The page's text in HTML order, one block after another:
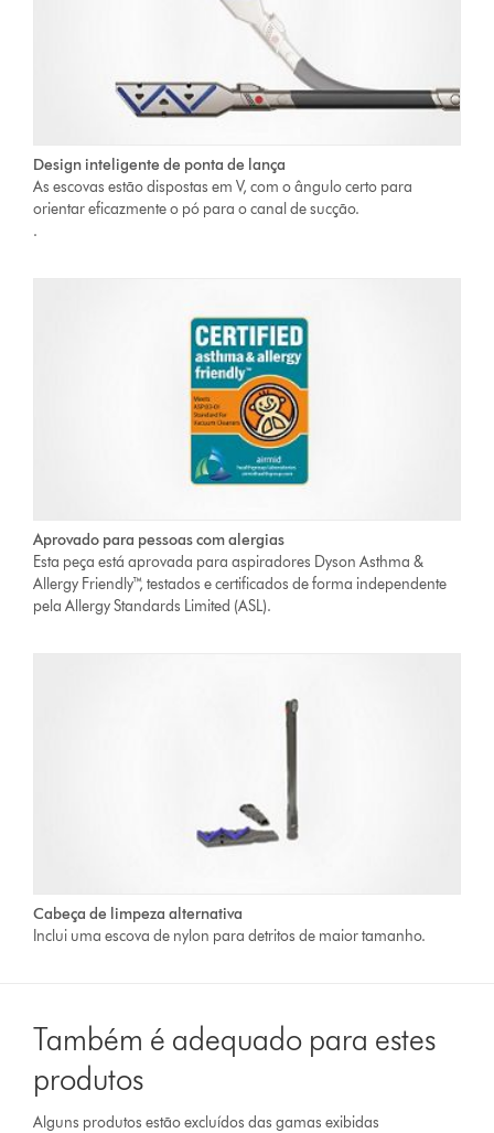
Design inteligente de ponta de lança
As escovas estão dispostas em V, com o ângulo certo para
orientar eficazmente o pó para o canal de sucção.
.
Aprovado para pessoas com alergias
Esta peça está aprovada para aspiradores Dyson Asthma &
Allergy Friendly™, testados e certificados de forma independente
pela Allergy Standards Limited (ASL).
Cabeça de limpeza alternativa
Inclui uma escova de nylon para detritos de maior tamanho.
Também é adequado para estes
produtos
Alguns produtos estão excluídos das gamas exibidas